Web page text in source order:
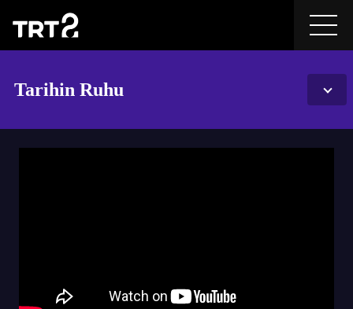
Tarihin Ruhu